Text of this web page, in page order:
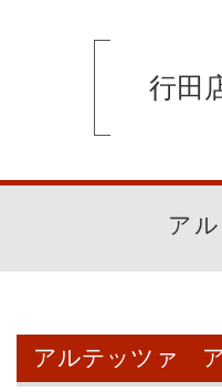
行田
ア
アルテッツァ